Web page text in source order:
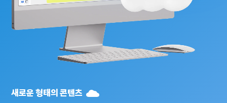
새로운 형태의 콘텐츠